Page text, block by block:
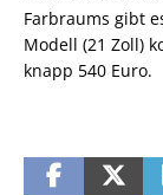
Farbraums gibt
Modell (21 Zoll)
knapp 540 Euro.